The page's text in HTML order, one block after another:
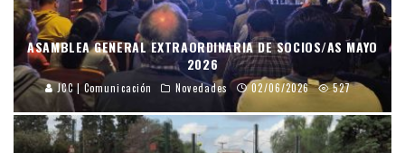
ASAMBLEA GENERAL EXTRAORDINARIA DE SOCIOS/AS MAYO
2026
JCC | Comunicación Novedades 02/06/2026 527